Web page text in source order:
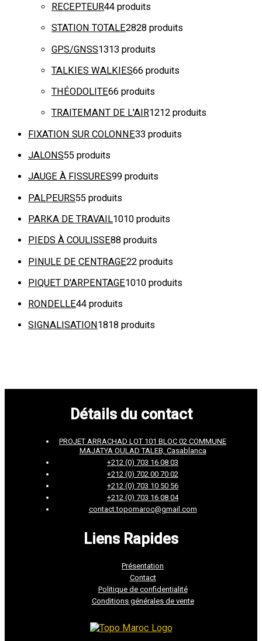
RECEPTEUR44 produits
STATION TOTALE2828 produits
GPS/GNSS1313 produits
TALKIES WALKIES66 produits
THÉODOLITE66 produits
TRAITEMANT DE L'AIR1212 produits
FIXATION SUR COLONNE33 produits
JALONS55 produits
JAUGE À FISSURES99 produits
PALPEURS55 produits
PARKA DE TRAVAIL1010 produits
PIEDS À COULISSE88 produits
PINULE DE CENTRAGE22 produits
PIQUET D'ARPENTAGE1010 produits
RONDELLE44 produits
SIGNALISATION 1818 produits
Détails du contact
PROJET ARRACHAD LOT 101 BLOC 02 COMMUNE
MAJATYA OULAD TALEB, Casablanca
+212 (0) 703 16 08 03
+212 (0) 702 00 70 02
+212 (0) 703 10 50 56
+212 (0) 703 16 08 04
contact.topomaroc@gmail.com
Liens Rapides
Présentation
Contact
Politique de confidentialité
Conditions générales de vente